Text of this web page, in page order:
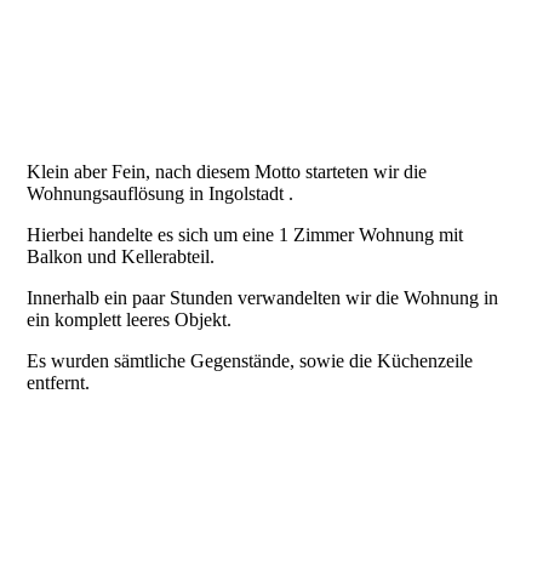
Klein aber Fein, nach diesem Motto starteten wir die
Wohnungsauflösung in Ingolstadt .
Hierbei handelte es sich um eine 1 Zimmer Wohnung mit
Balkon und Kellerabteil.
Innerhalb ein paar Stunden verwandelten wir die Wohnung in
ein komplett leeres Objekt.
Es wurden sämtliche Gegenstände, sowie die Küchenzeile
entfernt.